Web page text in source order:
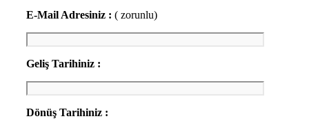
E-Mail Adresiniz : ( zorunlu)
Geliş Tarihiniz :
Dönüş Tarihiniz :